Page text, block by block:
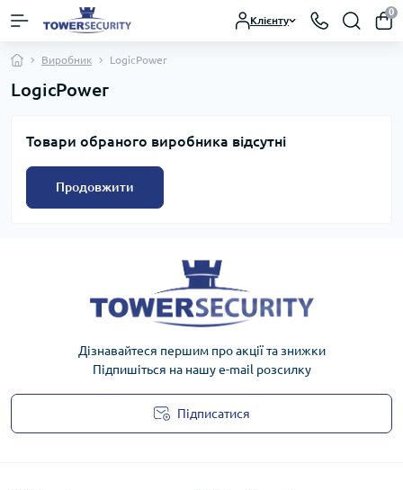
Клієнту
0
Виробник LogicPower
LogicPower
Товари обраного виробника відсутні
Продовжити
Дізнавайтеся першим про акції та знижки
Підпишіться на нашу e-mail розсилку
Підписатися